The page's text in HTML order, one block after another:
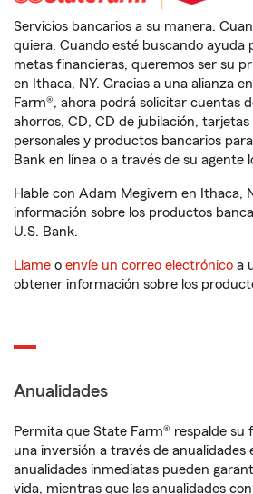
Servicios bancarios a su manera.
quiera. Cuando esté buscando ayuda
metas financieras, queremos ser su
en Ithaca, NY. Gracias a una alianza
Farm®, ahora podrá solicitar cuentas
ahorros, CD, CD de jubilación,
personales y productos bancarios
Bank en línea o a través de su agente
Hable con Adam Megivern en Ithaca,
información sobre los productos
U.S. Bank.
Llame o envíe un correo electrónico a
obtener información sobre los
Anualidades
Permita que State Farm® respalde
una inversión a través de anualidades
anualidades inmediatas pueden
vida, mientras que las anualidades